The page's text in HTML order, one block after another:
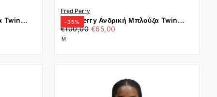
Twin
Fred Perry
Fred Perry Ανδρική Μπλούζα Twin
Tipped Polo M3600-48A Μπλε
-35%
€65,00
Τιμή
€100,00 Ελάχιστη
€65,00
M